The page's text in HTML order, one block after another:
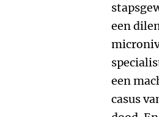
een
een
casus